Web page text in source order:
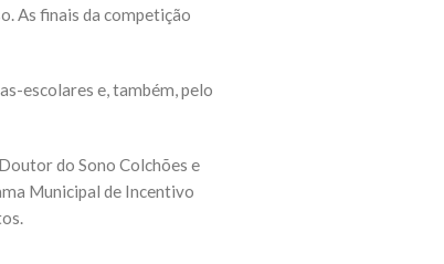
As finais da competição
escolares e, também, pelo
do Sono Colchões e
Municipal de Incentivo